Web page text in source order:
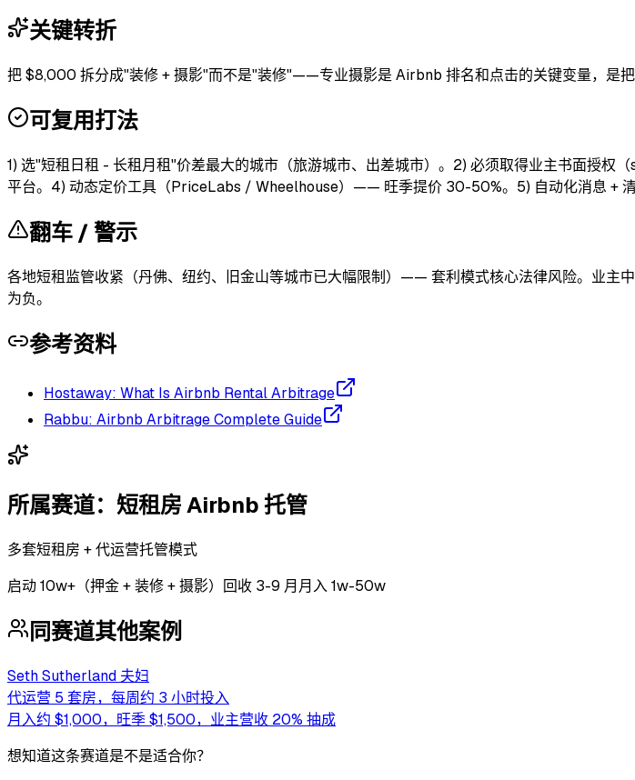
关键转折
把 $8,000 拆分成"装修 + 摄影"而不是"装修"——专业摄影是 Airbnb 排名和点击的关键变量，是
可复用打法
1) 选"短租日租 - 长租月租"价差最大的城市（旅游城市、出差城市）。2) 必须取得业主书面授
平台。4) 动态定价工具（PriceLabs / Wheelhouse）—— 旺季提价 30-50%。5) 自动化消息 +
翻车 / 警示
各地短租监管收紧（丹佛、纽约、旧金山等城市已大幅限制）—— 套利模式核心法律风险。业
为负。
参考资料
Hostaway: What Is Airbnb Rental Arbitrage
Rabbu: Airbnb Arbitrage Complete Guide
所属赛道： 短租房 Airbnb 托管
多套短租房 + 代运营托管模式
启动10w+（押金 + 装修 + 摄影） 回收 3-9 月月入 1w-50w
同赛道其他案例
Seth Sutherland 夫妇
代运营 5 套房，每周约 3 小时投入
月入约 $1,000，旺季 $1,500，业主营收 20% 抽成
想知道这条赛道是不是适合你？